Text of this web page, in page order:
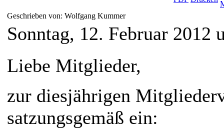
Geschrieben von: Wolfgang Kummer
Sonntag, 12. Februar 2012
Liebe Mitglieder,
zur diesjährigen
satzungsgemäß ein: